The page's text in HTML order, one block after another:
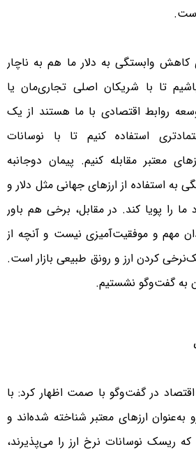
کاهش وابستگی به دلار ما هم به ناچار
تا با شریکان اصلی تجاری‌مان یا
روابط اقتصادی با ما هستند از یک
استفاده کنیم تا با نوسانات
معتبر مقابله کنیم. پیمان دوجانبه
به استفاده از ارزهای جهانی مثل دلار و
ما را پویا کند. در مقابل، برخی هم باور
مهم و موفقیت‌آمیزی نیست و آنچه از
کردن ارز و رونق طبیعی بازار است.
به گفت‌وگو نشستیم.
در گفت‌وگو با صمت اظهار کرد: با
به‌عنوان ارزهای معتبر شناخته شده‌اند و
ریسک نوسانات نرخ ارز را می‌پذیرند،